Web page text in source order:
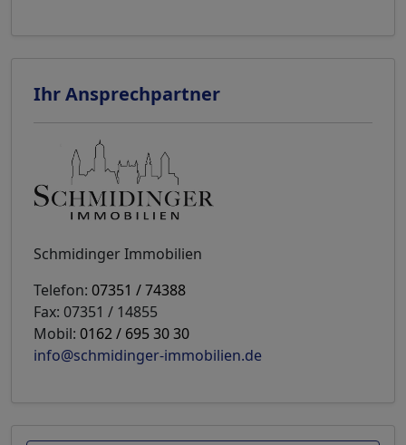
Ihr Ansprechpartner
Schmidinger Immobilien
Telefon: 07351 / 74388
Fax: 07351 / 14855
Mobil: 0162 / 695 30 30
info@schmidinger-immobilien.de